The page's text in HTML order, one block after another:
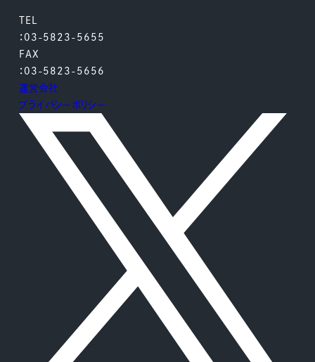
TEL
：03-5823-5655
FAX
：03-5823-5656
運営会社
プライバシーポリシー